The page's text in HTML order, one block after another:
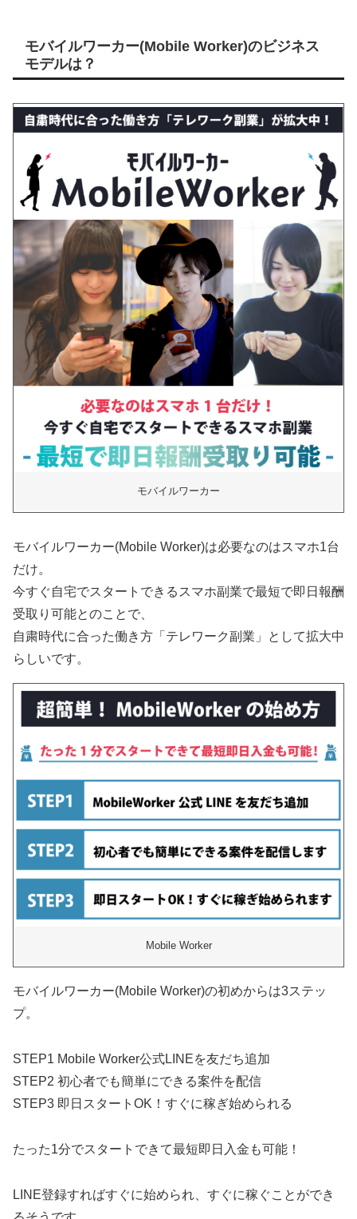
モバイルワーカー(Mobile Worker)のビジネス
モデルは？
モバイルワーカー
モバイルワーカー(Mobile Worker)は必要なのはスマホ1台
だけ。
今すぐ自宅でスタートできるスマホ副業で最短で即日報酬
受取り可能とのことで、
自粛時代に合った働き方「テレワーク副業」として拡大中
らしいです。
Mobile Worker
モバイルワーカー(Mobile Worker)の初めからは3ステッ
プ。
STEP1 Mobile Worker公式LINEを友だち追加
STEP2 初心者でも簡単にできる案件を配信
STEP3 即日スタートOK！すぐに稼ぎ始められる
たった1分でスタートできて最短即日入金も可能！
LINE登録すればすぐに始められ、すぐに稼ぐことができ